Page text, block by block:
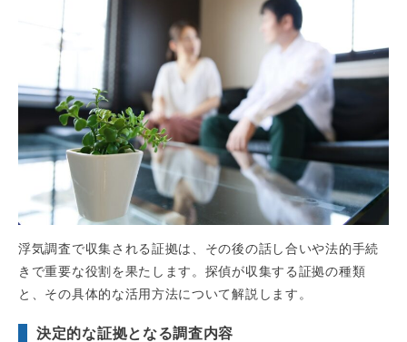
浮気調査で収集される証拠は、その後の話し合いや法的手続
きで重要な役割を果たします。探偵が収集する証拠の種類
と、その具体的な活用方法について解説します。
決定的な証拠となる調査内容